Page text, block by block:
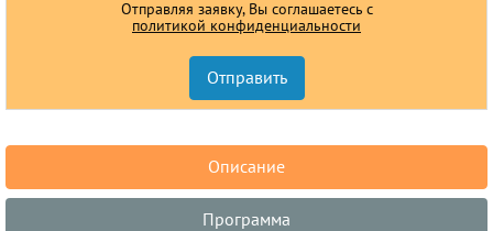
Отправляя заявку, Вы соглашаетесь с
политикой конфиденциальности
Описание
Программа